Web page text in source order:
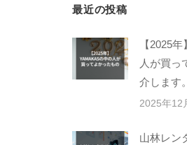
最近の投稿
【2025
人が買っ
介します。
2025年12
山林レン